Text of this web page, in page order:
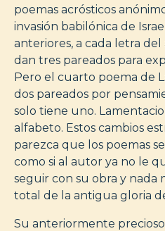
poemas acrósticos
invasión babilónica de
anteriores, a cada letra
dan tres pareados para
Pero el cuarto poema de
dos pareados por
solo tiene uno.
alfabeto. Estos cambios
parezca que los poemas
como si al autor ya no le
seguir con su obra y nada
total de la antigua gloria
Su anteriormente